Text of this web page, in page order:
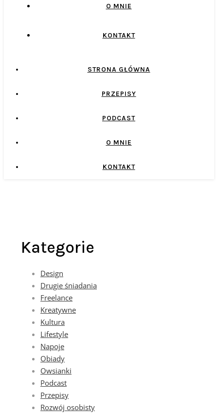
O MNIE
KONTAKT
STRONA GŁÓWNA
PRZEPISY
PODCAST
O MNIE
KONTAKT
Kategorie
Design
Drugie śniadania
Freelance
Kreatywne
Kultura
Lifestyle
Napoje
Obiady
Owsianki
Podcast
Przepisy
Rozwój osobisty